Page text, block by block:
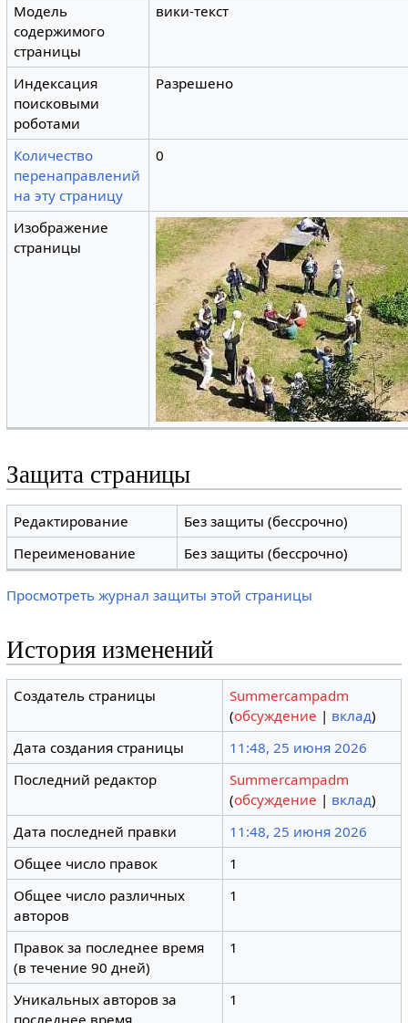
Модель
содержимого
страницы
вики-текст
Индексация
поисковыми
роботами
Разрешено
Количество
перенаправлений
на эту страницу
0
Изображение
страницы
Защита страницы
Редактирование
Без защиты (бессрочно)
Переименование
Без защиты (бессрочно)
Просмотреть журнал защиты этой страницы
История изменений
Создатель страницы
Summercampadm
(обсуждение | вклад)
Дата создания страницы
11:48, 25 июня 2026
Последний редактор
Summercampadm
(обсуждение | вклад)
Дата последней правки
11:48, 25 июня 2026
Общее число правок
1
Общее число различных
авторов
1
Правок за последнее время
(в течение 90 дней)
1
Уникальных авторов за
1